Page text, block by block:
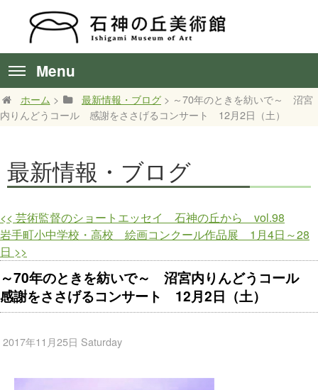
Menu
ホーム > 最新情報・ブログ > ～70年のときを紡いで～ 沼宮
内りんどうコール 感謝をささげるコンサート 12月2日（土）
最新情報・ブログ
<< 芸術監督のショートエッセイ 石神の丘から vol.98
岩手町小中学校・高校 絵画コンクール作品展 1月4日～28
日 >>
～70年のときを紡いで～ 沼宮内りんどうコール
感謝をささげるコンサート 12月2日（土）
2017年11月25日 Saturday